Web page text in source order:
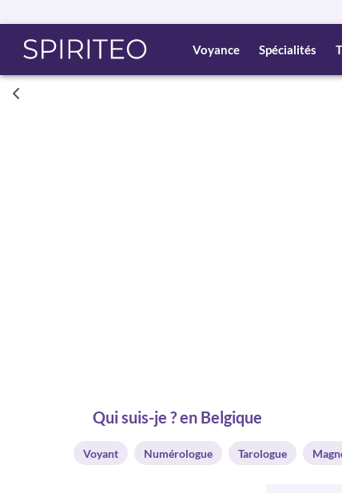
Voyance Spécialités
Qui suis-je ? en Belgique
Voyant Numérologue Tarologue